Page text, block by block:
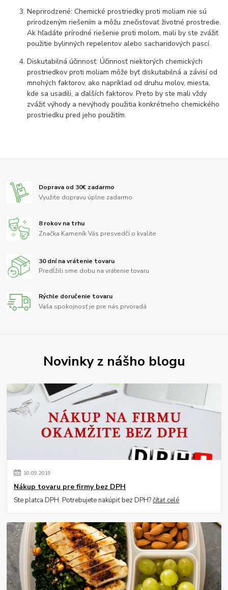
Neprirodzené: Chemické prostriedky proti moliam nie sú
prirodzeným riešením a môžu znečisťovať životné prostredie.
Ak hľadáte prírodné riešenie proti molom, mali by ste zvážiť
použitie bylinných repelentov alebo sacharidových pascí.
Diskutabilná účinnosť: Účinnosť niektorých chemických
prostriedkov proti moliam môže byť diskutabilná a závisí od
mnohých faktorov, ako napríklad od druhu molov, miesta,
kde sa usadili, a ďalších faktorov. Preto by ste mali vždy
zvážiť výhody a nevýhody použitia konkrétneho chemického
prostriedku pred jeho použitím.
Doprava od 30€ zadarmo
Využite dopravu úplne zadarmo
8 rokov na trhu
Značka Kameník Vás presvedčí o kvalite
30 dní na vrátenie tovaru
Predĺžili sme dobu na vrátenie tovaru
Rýchle doručenie tovaru
Vaša spokojnosť je pre nás prvoradá
Novinky z nášho blogu
10.09.2019
Nákup tovaru pre firmy bez DPH
Ste platca DPH. Potrebujete nakúpiť bez DPH?čítať celé